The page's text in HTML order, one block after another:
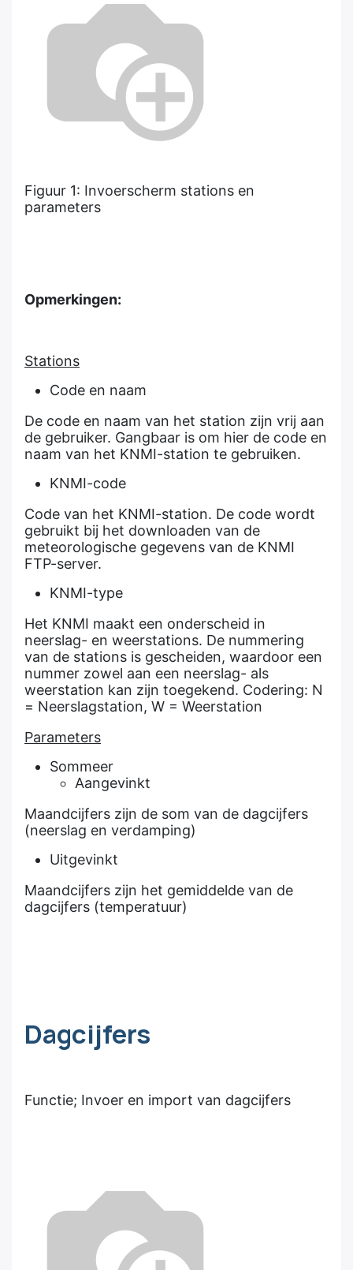
Figuur 1: Invoerscherm stations en
parameters
Opmerkingen:
Stations
Code en naam
De code en naam van het station zijn vrij aan
de gebruiker. Gangbaar is om hier de code en
naam van het KNMI-station te gebruiken.
KNMI-code
Code van het KNMI-station. De code wordt
gebruikt bij het downloaden van de
meteorologische gegevens van de KNMI
FTP-server.
KNMI-type
Het KNMI maakt een onderscheid in
neerslag- en weerstations. De nummering
van de stations is gescheiden, waardoor een
nummer zowel aan een neerslag- als
weerstation kan zijn toegekend. Codering: N
= Neerslagstation, W = Weerstation
Parameters
Sommeer
Aangevinkt
Maandcijfers zijn de som van de dagcijfers
(neerslag en verdamping)
Uitgevinkt
Maandcijfers zijn het gemiddelde van de
dagcijfers (temperatuur)
Dagcijfers
Functie; Invoer en import van dagcijfers